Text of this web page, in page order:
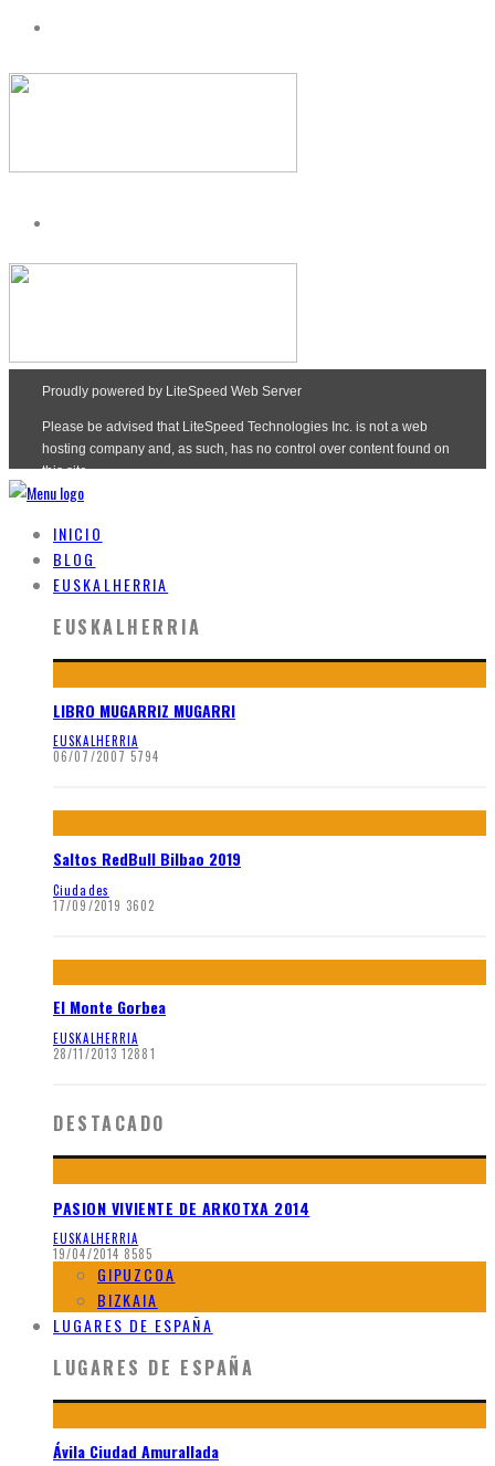
INICIO
BLOG
EUSKALHERRIA
EUSKALHERRIA
LIBRO MUGARRIZ MUGARRI
EUSKALHERRIA
06/07/2007 5794
Saltos RedBull Bilbao 2019
Ciudades
17/09/2019 3602
El Monte Gorbea
EUSKALHERRIA
28/11/2013 12881
DESTACADO
PASION VIVIENTE DE ARKOTXA 2014
EUSKALHERRIA
19/04/2014 8585
GIPUZCOA
BIZKAIA
LUGARES DE ESPAÑA
LUGARES DE ESPAÑA
Ávila Ciudad Amurallada